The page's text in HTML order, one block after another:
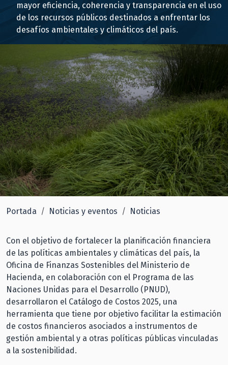
mayor eficiencia, coherencia y transparencia en el uso
de los recursos públicos destinados a enfrentar los
desafíos ambientales y climáticos del país.
Portada Noticias y eventos Noticias
Con el objetivo de fortalecer la planificación financiera
de las políticas ambientales y climáticas del país, la
Oficina de Finanzas Sostenibles del Ministerio de
Hacienda, en colaboración con el Programa de las
Naciones Unidas para el Desarrollo (PNUD),
desarrollaron el Catálogo de Costos 2025, una
herramienta que tiene por objetivo facilitar la estimación
de costos financieros asociados a instrumentos de
gestión ambiental y a otras políticas públicas vinculadas
a la sostenibilidad.